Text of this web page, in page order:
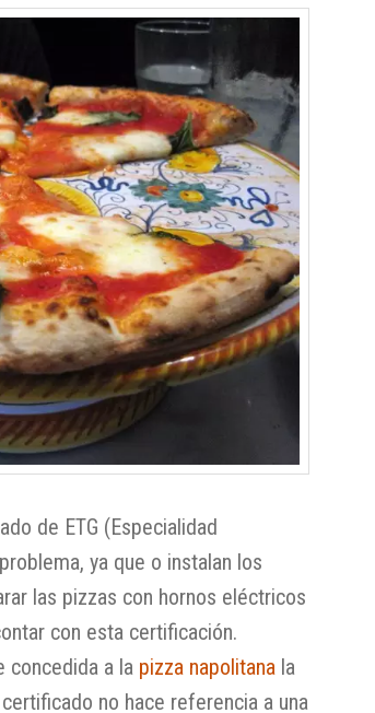
de ETG (Especialidad
ya que o instalan los
las pizzas con hornos eléctricos
con esta certificación.
concedida a la pizza napolitana la
no hace referencia a una